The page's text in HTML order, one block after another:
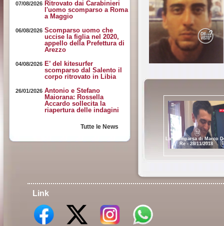
07/08/2026 Ritrovato dai Carabinieri
l'uomo scomparso a Roma
a Maggio
06/08/2026 Scomparso uomo che
uccise la figlia nel 2020,
appello della Prefettura di
Arezzo
04/08/2026 E’ del kitesurfer
scomparso dal Salento il
corpo ritrovato in Libia
26/01/2026 Antonio e Stefano
Maiorana: Rossella
Accardo sollecita la
riapertura delle indagini
Tutte le News
La scomparsa di Marco
Re - 28/11/2018
Link